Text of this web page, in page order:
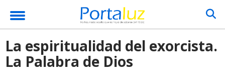
La espiritualidad del exorcista.
La Palabra de Dios